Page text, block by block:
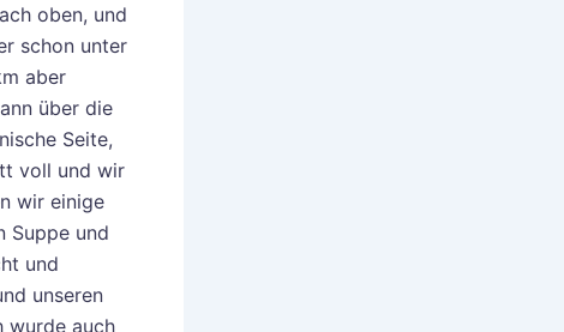
oben, und
schon unter
aber
über die
Seite,
voll und wir
wir einige
Suppe und
und
unseren
wurde auch